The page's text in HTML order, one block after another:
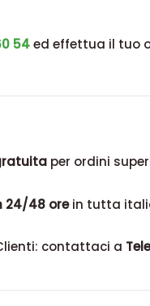
54ed effettua il tuo
per ordini
24/48 orein tutta
contattaci a